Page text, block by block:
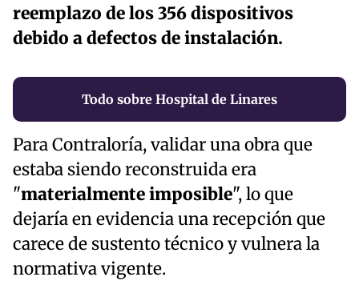
reemplazo de los 356 dispositivos
debido a defectos de instalación.
Todo sobre Hospital de Linares
Para Contraloría, validar una obra que
estaba siendo reconstruida era
"materialmente imposible", lo que
dejaría en evidencia una recepción que
carece de sustento técnico y vulnera la
normativa vigente.